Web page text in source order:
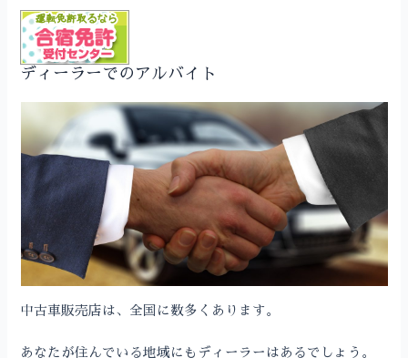
ディーラーでのアルバイト
中古車販売店は、全国に数多くあります。
あなたが住んでいる地域にもディーラーはあるでしょう。